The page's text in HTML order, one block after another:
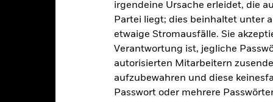
irgendeine Ursache erleidet, die
Partei liegt; dies beinhaltet unter
etwaige Stromausfälle. Sie
Verantwortung ist, jegliche
autorisierten Mitarbeitern
aufzubewahren und diese
Passwort oder mehrere
USD
SOFR Compounded in
Arrears (USD)
Andere
Währung der Reihe
Anlageklasse
Vergleichs-Benchmark 2
Max. Ausgabeaufschlag